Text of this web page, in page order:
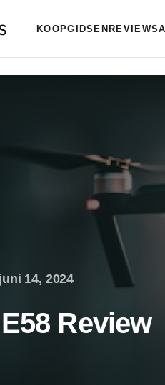
KOOPGIDSEN REVIEWS
juni 14, 2024
Review